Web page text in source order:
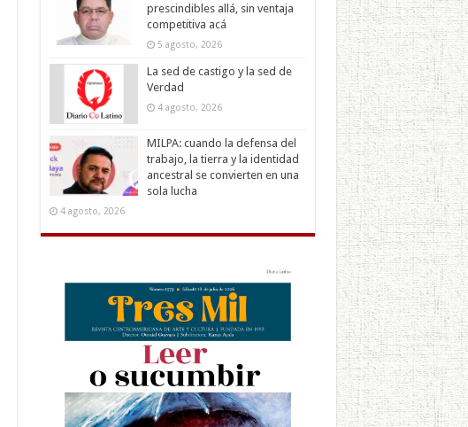
prescindibles allá, sin ventaja
competitiva acá
5 agosto, 2026
La sed de castigo y la sed de
Verdad
4 agosto, 2026
MILPA: cuando la defensa del
trabajo, la tierra y la identidad
ancestral se convierten en una
sola lucha
4 agosto, 2026